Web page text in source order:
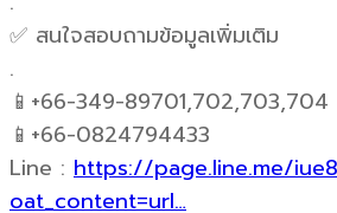
✅ สนใจสอบถามข้อมูลเพิ่มเติม
.
📱+66-349-89701,702,703,704
📱+66-0824794433
Line : https://page.line.me/
oat_content=url…